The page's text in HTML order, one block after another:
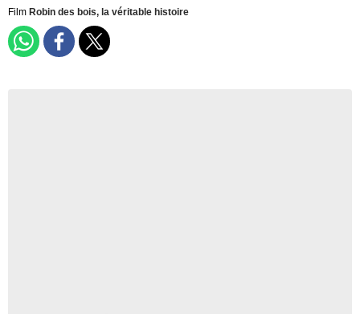
Film Robin des bois, la véritable histoire